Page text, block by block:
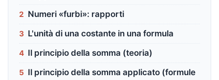
2 Numeri «furbi»: rapporti
3 L'unità di una costante in una formula
4 Il principio della somma (teoria)
5 Il principio della somma applicato (formule